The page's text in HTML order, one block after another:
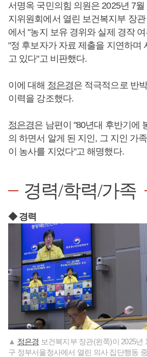
서명옥 국민의힘 의원은 2025년 7
지위원회에서 열린 보건복지부 장
에서 "농지 보유 경위와 실제 경작
"정 후보자가 자료 제출을 지연하며
고 있다"고 비판했다.
이에 대해 정은경은 적극적으로 반
이력을 강조했다.
정은경은 남편이 "80년대 후반기에
의 하면서 알게 된 지인, 그 지인 가
이 농사를 지었다"고 해명했다.
경력/학력/가족
◆ 경력
▲ 정은경 보건복지부 장관(왼쪽)이 2025년
구 정부서울청사에서 열린 의사 집단행동